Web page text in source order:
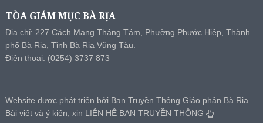
TÒA GIÁM MỤC BÀ RỊA
Địa chỉ: 227 Cách Mạng Tháng Tám, Phường Phước Hiệp, Thành
phố Bà Rịa, Tỉnh Bà Rịa Vũng Tàu.
Điện thoại: (0254) 3737 873
Website được phát triển bởi Ban Truyền Thông Giáo phận Bà Rịa.
Bài viết và ý kiến, xin LIÊN HỆ BAN TRUYỀN THÔNG